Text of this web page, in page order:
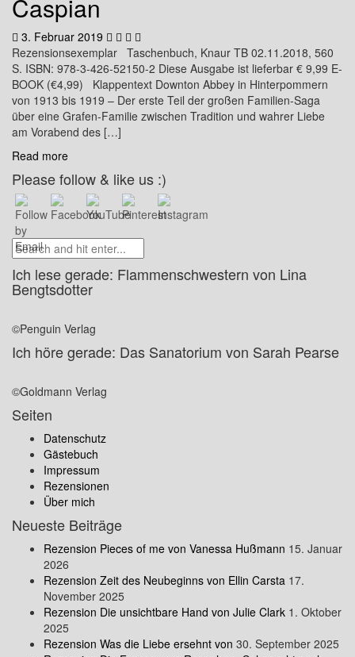
Caspian
3. Februar 2019
Rezensionsexemplar Taschenbuch, Knaur TB 02.11.2018, 560
S. ISBN: 978-3-426-52150-2 Diese Ausgabe ist lieferbar € 9,99 E-
BOOK (€4,99) Klappentext Downton Abbey in Hinterpommern
von 1913 bis 1919 – Der erste Teil der großen Familien-Saga
über eine Grafen-Familie zwischen Tradition und wahrer Liebe
am Vorabend des […]
Read more
Please follow & like us :)
Ich lese gerade: Flammenschwestern von Lina
Bengtsdotter
©Penguin Verlag
Ich höre gerade: Das Sanatorium von Sarah Pearse
©Goldmann Verlag
Seiten
Datenschutz
Gästebuch
Impressum
Rezensionen
Über mich
Neueste Beiträge
Rezension Pieces of me von Vanessa Hußmann 15. Januar
2026
Rezension Zeit des Neubeginns von Ellin Carsta 17.
November 2025
Rezension Die unsichtbare Hand von Julie Clark 1. Oktober
2025
Rezension Was die Liebe ersehnt von 30. September 2025